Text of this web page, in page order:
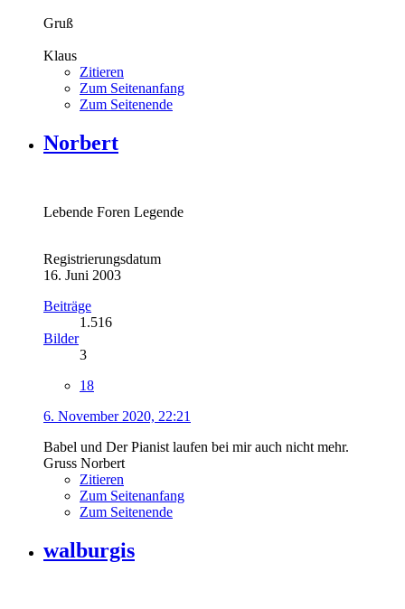
Gruß
Klaus
Zitieren
Zum Seitenanfang
Zum Seitenende
Norbert
Lebende Foren Legende
Registrierungsdatum
16. Juni 2003
Beiträge
1.516
Bilder
3
18
6. November 2020, 22:21
Babel und Der Pianist laufen bei mir auch nicht mehr.
Gruss Norbert
Zitieren
Zum Seitenanfang
Zum Seitenende
walburgis